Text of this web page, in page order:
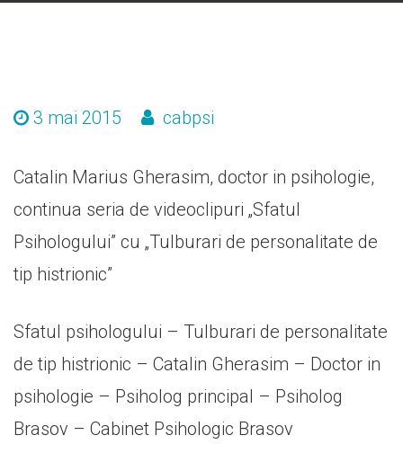
3 mai 2015 cabpsi
Catalin Marius Gherasim, doctor in psihologie,
continua seria de videoclipuri „Sfatul
Psihologului” cu „Tulburari de personalitate de
tip histrionic”
Sfatul psihologului – Tulburari de personalitate
de tip histrionic – Catalin Gherasim – Doctor in
psihologie – Psiholog principal – Psiholog
Brasov – Cabinet Psihologic Brasov